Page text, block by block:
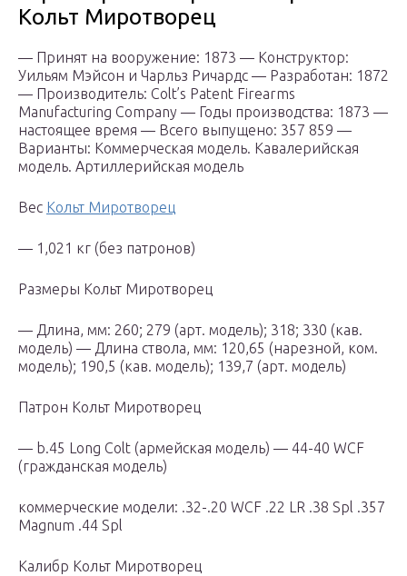
Кольт Миротворец
— Принят на вооружение: 1873 — Конструктор:
Уильям Мэйсон и Чарльз Ричардс — Разработан: 1872
— Производитель: Colt’s Patent Firearms
Manufacturing Company — Годы производства: 1873 —
настоящее время — Всего выпущено: 357 859 —
Варианты: Коммерческая модель. Кавалерийская
модель. Артиллерийская модель
Вес Кольт Миротворец
— 1,021 кг (без патронов)
Размеры Кольт Миротворец
— Длина, мм: 260; 279 (арт. модель); 318; 330 (кав.
модель) — Длина ствола, мм: 120,65 (нарезной, ком.
модель); 190,5 (кав. модель); 139,7 (арт. модель)
Патрон Кольт Миротворец
— b.45 Long Colt (армейская модель) — 44-40 WCF
(гражданская модель)
коммерческие модели: .32-.20 WCF .22 LR .38 Spl .357
Magnum .44 Spl
Калибр Кольт Миротворец